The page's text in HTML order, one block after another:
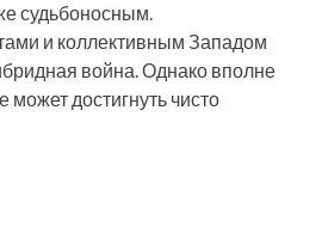
судьбоносным.
и коллективным Западом
война. Однако вполне
может достигнуть чисто